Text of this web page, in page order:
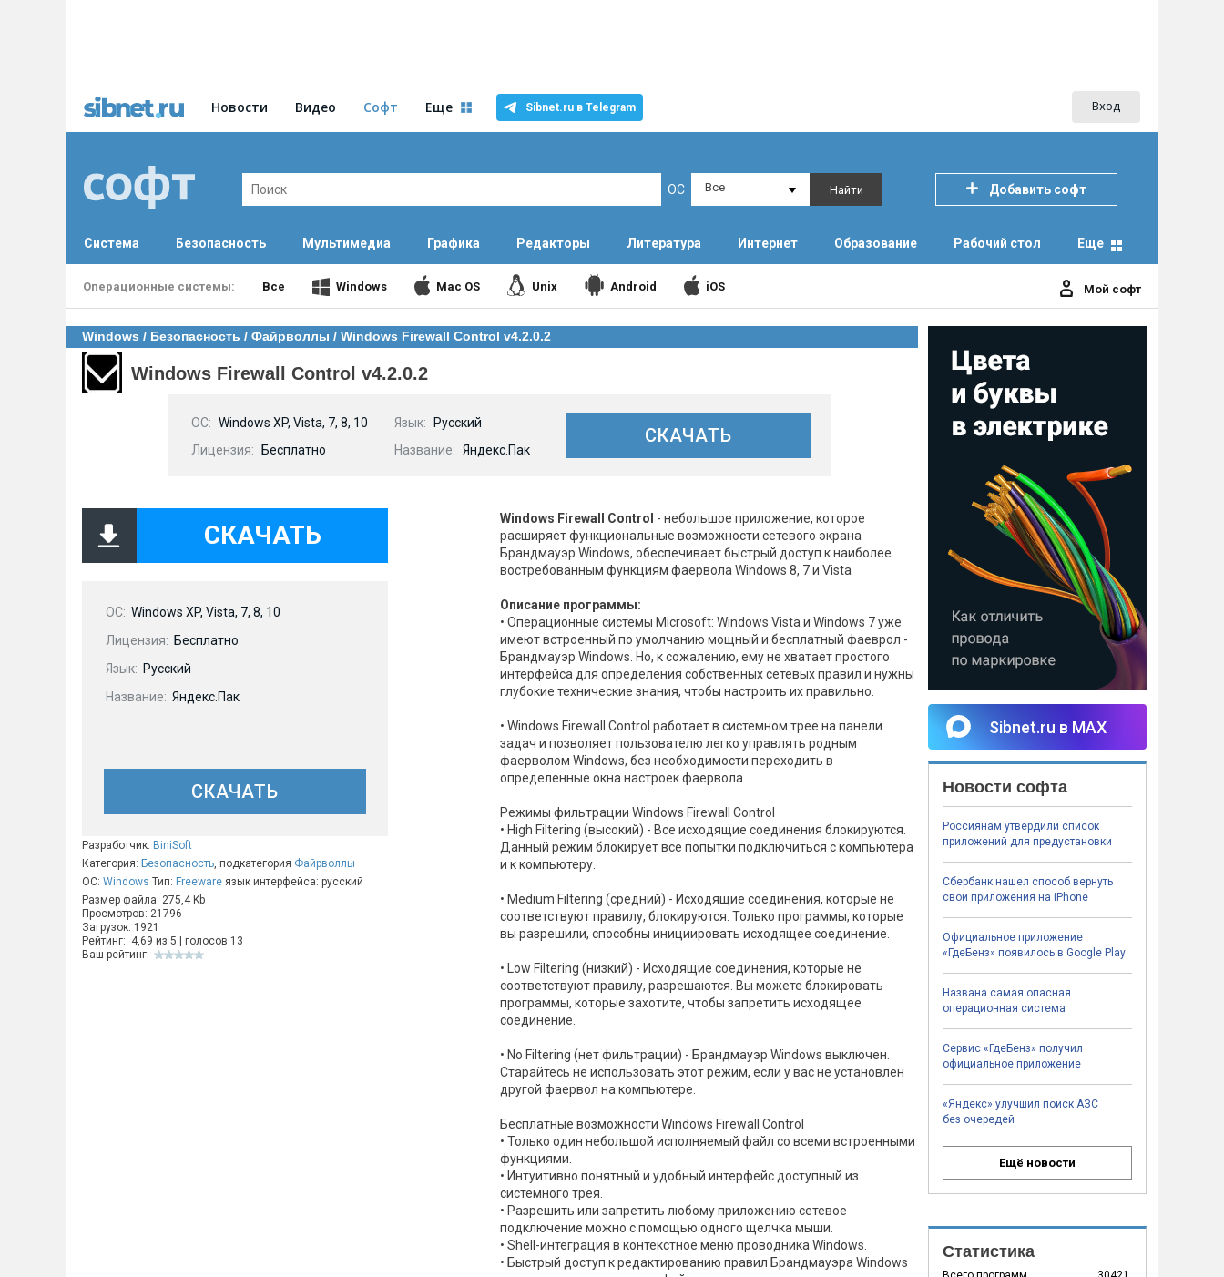
Новости Видео Софт Еще Sibnet.ru в Telegram Вход
ОС Все Найти Добавить софт
Система Безопасность Мультимедиа Графика Редакторы Литература Интернет Образование Рабочий стол Еще
Все Windows Mac OS Unix Android iOS Мой софт
Windows / Безопасность / Файрволлы / Windows Firewall Control v4.2.0.2
Windows Firewall Control v4.2.0.2
СКАЧАТЬ
OC: Windows XP, Vista, 7, 8, 10
Лицензия:
Бесплатно
Язык:
Русский
Название: Яндекс.Пак
Windows Firewall Control - небольшое приложение, которое
расширяет функциональные возможности сетевого экрана
Брандмауэр Windows, обеспечивает быстрый доступ к наиболее
востребованным функциям фаервола Windows 8, 7 и Vista
Описание программы:
• Операционные системы Microsoft: Windows Vista и Windows 7 уже
имеют встроенный по умолчанию мощный и бесплатный фаеврол -
Брандмауэр Windows. Но, к сожалению, ему не хватает простого
интерфейса для определения собственных сетевых правил и нужны
глубокие технические знания, чтобы настроить их правильно.
• Windows Firewall Control работает в системном трее на панели
задач и позволяет пользователю легко управлять родным
фаерволом Windows, без необходимости переходить в
определенные окна настроек фаервола.
Режимы фильтрации Windows Firewall Control
• High Filtering (высокий) - Все исходящие соединения блокируются.
Данный режим блокирует все попытки подключиться с компьютера
и к компьютеру.
• Medium Filtering (средний) - Исходящие соединения, которые не
соответствуют правилу, блокируются. Только программы, которые
вы разрешили, способны инициировать исходящее соединение.
• Low Filtering (низкий) - Исходящие соединения, которые не
соответствуют правилу, разрешаются. Вы можете блокировать
программы, которые захотите, чтобы запретить исходящее
соединение.
• No Filtering (нет фильтрации) - Брандмауэр Windows выключен.
Старайтесь не использовать этот режим, если у вас не установлен
другой фаервол на компьютере.
Бесплатные возможности Windows Firewall Control
• Только один небольшой исполняемый файл со всеми встроенными
функциями.
• Интуитивно понятный и удобный интерфейс доступный из
системного трея.
• Разрешить или запретить любому приложению сетевое
подключение можно с помощью одного щелчка мыши.
• Shell-интеграция в контекстное меню проводника Windows.
• Быстрый доступ к редактированию правил Брандмауэра Windows
СКАЧАТЬ
СКАЧАТЬ
OC: Windows XP, Vista, 7, 8, 10
Лицензия: Бесплатно
Язык: Русский
Название: Яндекс.Пак
Разработчик: BiniSoft
Категория: Безопасность, подкатегория Файрволлы
ОС: Windows Тип: Freeware язык интерфейса: русский
Размер файла: 275,4 Kb
Просмотров: 21796
Загрузок: 1921
Рейтинг: 4,69 из 5 | голосов 13
Ваш рейтинг:
Sibnet.ru в MAX
Новости софта
Россиянам утвердили список
приложений для предустановки
Сбербанк нашел способ вернуть
свои приложения на iPhone
Официальное приложение
«ГдеБенз» появилось в Google Play
Названа самая опасная
операционная система
Сервис «ГдеБенз» получил
официальное приложение
«Яндекс» улучшил поиск АЗС
без очередей
Ещё новости
Статистика